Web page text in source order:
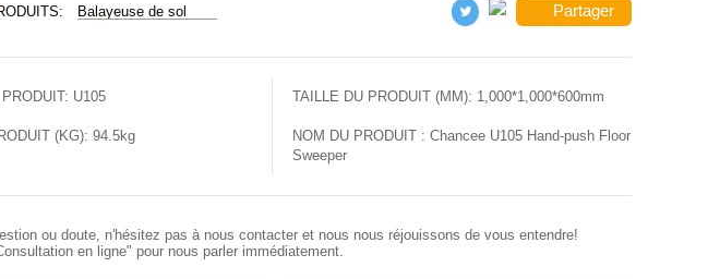
Balayeuse de sol Partager
U105 TAILLE DU PRODUIT (MM): 1,000*1,000*600mm
(KG):94.5kg NOM DU PRODUIT :Chancee U105 Hand-push Floor
Sweeper
ou doute, n'hésitez pas à nous contacter et nous nous réjouissons de vous entendre!
en ligne" pour nous parler immédiatement.